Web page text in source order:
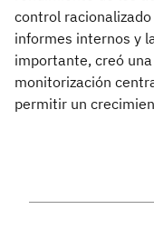
control
informes internos y
importante, creó
monitorización
permitir un